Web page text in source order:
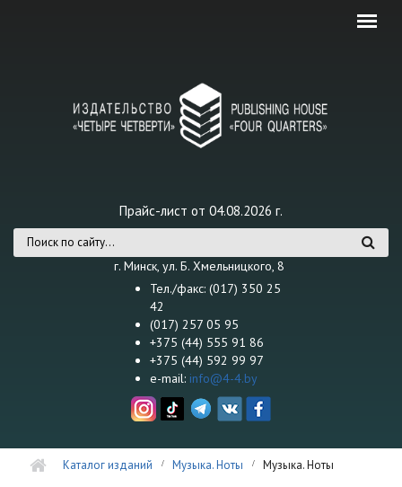
Прайс-лист от 04.08.2026 г.
Форма поискаг. Минск, ул. Б. Хмельницкого, 8
Тел./факс: (017) 350 25
42
(017) 257 05 95
+375 (44) 555 91 86
+375 (44) 592 99 97
e-mail: info@4-4.by
Каталог изданий Музыка. Ноты Музыка. Ноты